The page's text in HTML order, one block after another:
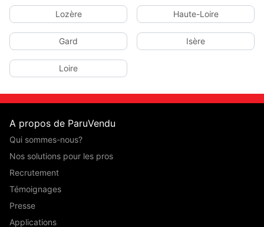
Lozère Haute-Loire
Gard Isère
Loire
A propos de ParuVendu
Qui sommes-nous?
Nos solutions pour les pros
Recrutement
Témoignages
Presse
Applications